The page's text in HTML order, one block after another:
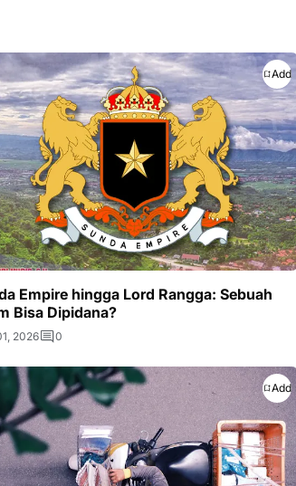
Add
Empire hingga Lord Rangga: Sebuah
Bisa Dipidana?
2026 0
Add